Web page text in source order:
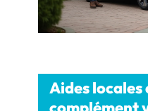
Aides locales